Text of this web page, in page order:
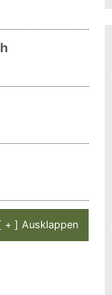
+ ] Ausklappen